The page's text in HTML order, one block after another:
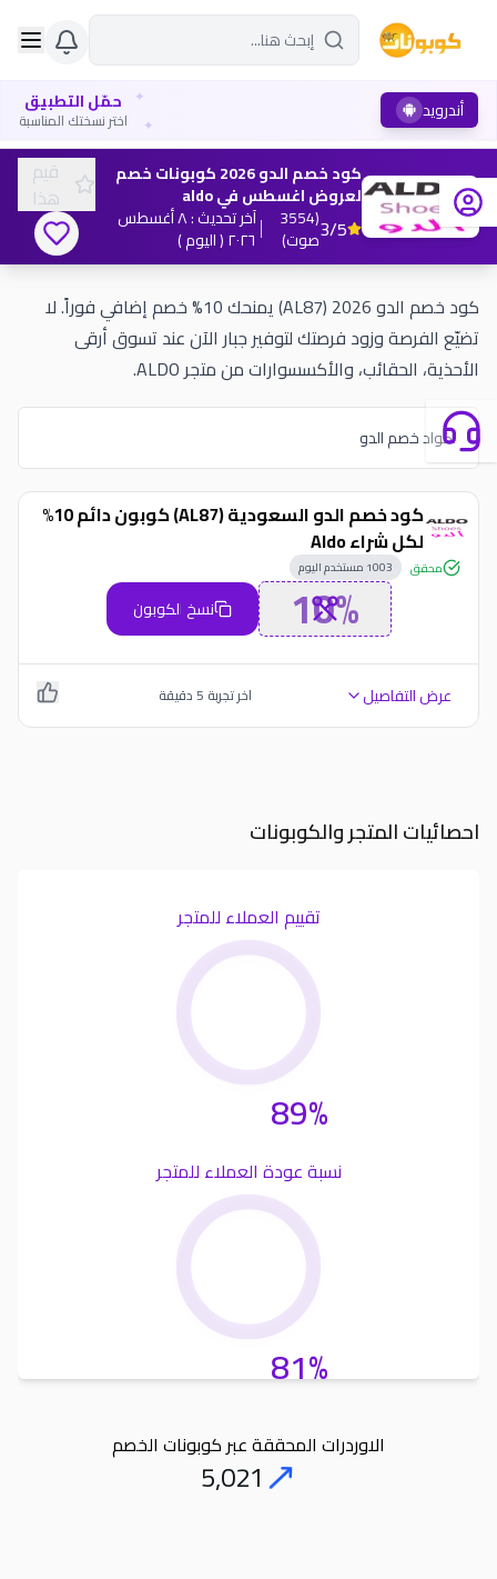
أندرويد حمّل التطبيق
اختر نسختك المناسبة
✦
✦
كود خصم الدو 2026 كوبونات خصم
لعروض اغسطس في aldo
3/5
(
3554
صوت)
آخر تحديث: ٨ أغسطس
٢٠٢٦( اليوم )
قيم
هذا
كود خصم الدو 2026 (AL87) يمنحك 10% خصم إضافي فوراً. لا
تضيّع الفرصة وزود فرصتك لتوفير جبار الآن عند تسوق أرقى
الأحذية، الحقائب، والأكسسوارات من متجر ALDO.
اكواد خصم الدو
كود خصم الدو السعودية (AL87) كوبون دائم 10%
لكل شراء Aldo
محقق 1003 مستخدم اليوم
10% نسخ الكوبون
عرض التفاصيل اخر تجربة 5دقيقة
احصائيات المتجر والكوبونات
تقييم العملاء للمتجر
89%
نسبة عودة العملاء للمتجر
81%
الاوردرات المحققة عبر كوبونات الخصم
Orders
5,021